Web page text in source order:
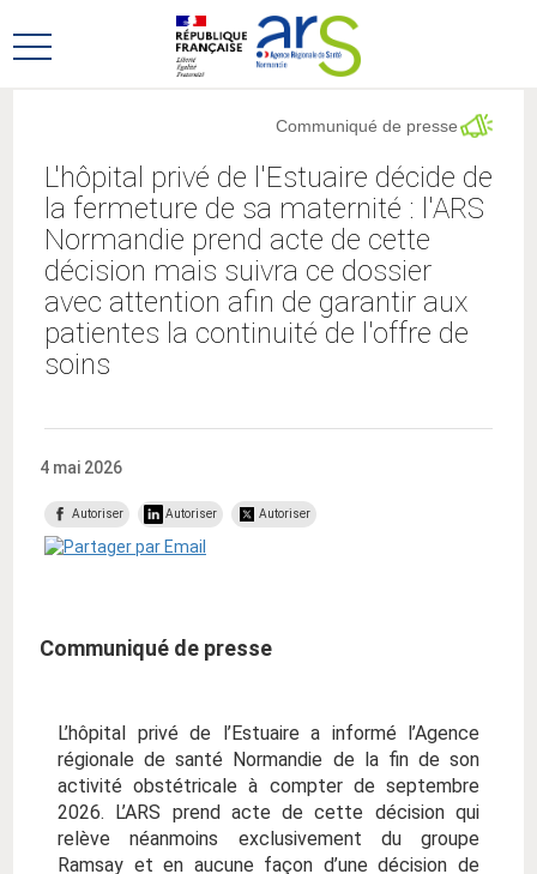
au
menu
au
contenu
Ouvrir
L'hôpital privé de l'Estuaire décide de
la fermeture de sa maternité : l'ARS
Normandie prend acte de cette
décision mais suivra ce dossier
avec attention afin de garantir aux
patientes la continuité de l'offre de
soins
Communiqué de presse
4 mai 2026
Autoriser Autoriser Autoriser
Communiqué de presse
L’hôpital privé de l’Estuaire a informé l’Agence
régionale de santé Normandie de la fin de son
activité obstétricale à compter de septembre
2026. L’ARS prend acte de cette décision qui
relève néanmoins exclusivement du groupe
Ramsay et en aucune façon d’une décision de